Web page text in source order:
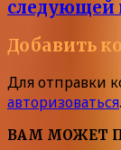
следующей
Добавить
Для отправки
авторизоваться.
ВАМ МОЖЕТ